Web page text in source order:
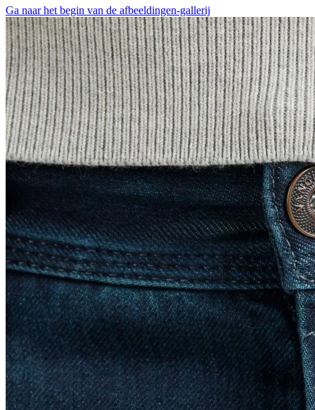
Ga naar het begin van de afbeeldingen-gallerij